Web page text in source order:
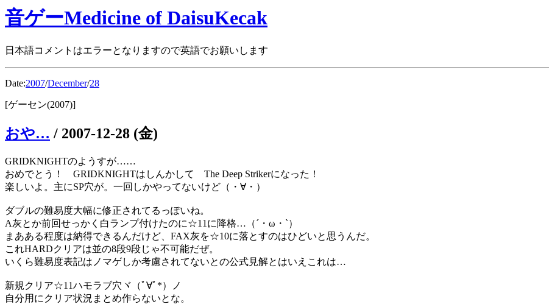
音ゲーMedicine of DaisuKecak
日本語コメントはエラーとなりますので英語でお願いします
Date:2007/December/28
[ゲーセン(2007)]
おや… / 2007-12-28 (金)
GRIDKNIGHTのようすが……
おめでとう！ GRIDKNIGHTはしんかして The Deep Strikerになった！
楽しいよ。主にSP穴が。一回しかやってないけど（・∀・）
ダブルの難易度大幅に修正されてるっぽいね。
A灰とか前回せっかく白ランプ付けたのに☆11に降格…（´・ω・`）
まあある程度は納得できるんだけど、FAX灰を☆10に落とすのはひどいと思うんだ。
これHARDクリアは並の8段9段じゃ不可能だぜ。
いくら難易度表記はノマゲしか考慮されてないとの公式見解とはいえこれは…
新規クリア☆11ハモラブ穴ヾ（ﾟ∀ﾟ*）ノ
自分用にクリア状況まとめ作らないとな。